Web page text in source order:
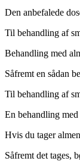
Den anbefalede
Til behandling af
Behandling med
Såfremt en sådan
Til behandling af
En behandling
Hvis du tager
Såfremt det tages,